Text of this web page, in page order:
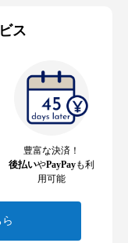
ス
豊富な決済！
後払いやPayPayも利
用可能